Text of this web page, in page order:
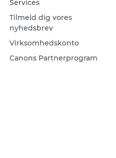
Services
Tilmeld dig vores
nyhedsbrev
Virksomhedskonto
Canons Partnerprogram